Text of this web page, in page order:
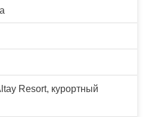
Resort, курортный